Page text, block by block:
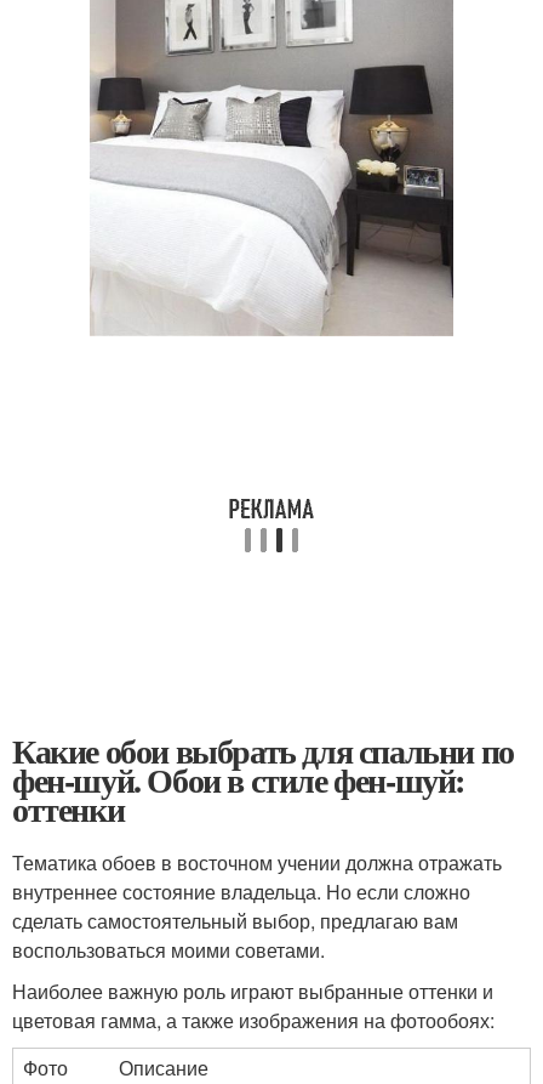
Какие обои выбрать для спальни по
фен-шуй. Обои в стиле фен-шуй:
оттенки
Тематика обоев в восточном учении должна отражать
внутреннее состояние владельца. Но если сложно
сделать самостоятельный выбор, предлагаю вам
воспользоваться моими советами.
Наиболее важную роль играют выбранные оттенки и
цветовая гамма, а также изображения на фотообоях:
Фото
Описание